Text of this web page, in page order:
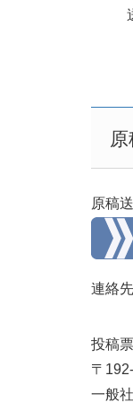
原稿
連絡先
投稿
〒
一般